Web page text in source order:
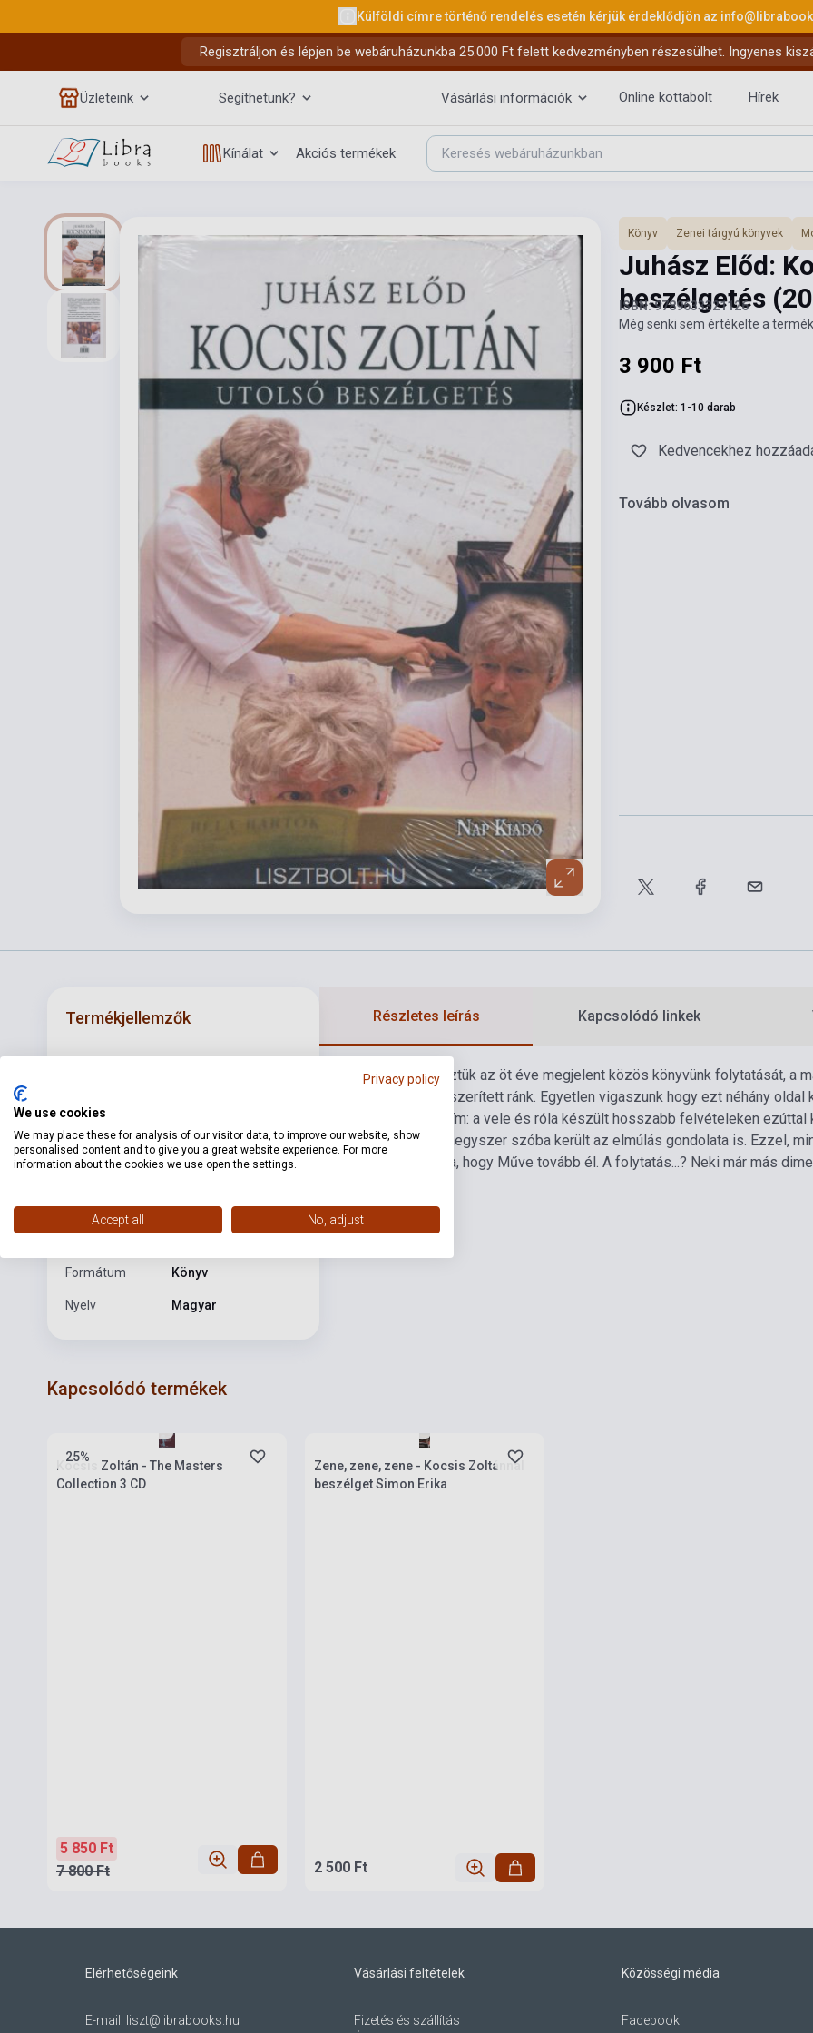
Külföldi címre történő rendelés esetén kérjük érdeklődjön az
Regisztráljon és lépjen be webáruházunkba 25.000 Ft felett kedvezményben részesülhet. Ingyenes
Üzleteink Segíthetünk? Vásárlási információk Online kottabolt Hírek
Kínálat Akciós termékek
Könyv Zenei tárgyú könyvek
Juhász Előd:
beszélgetés
ISBN: 9789633321126
Még senki sem értékelte a
3 900 Ft
Készlet: 1-10 darab
Kedvencekhez
Tovább olvasom
Termékjellemzők
Szerző
Oldalszám 272
Keménykötés
Kiadó NAP
Formátum Könyv
Nyelv Magyar
Részletes leírás Kapcsolódó linkek
KOCSIS 65 így terveztük az öt éve megjelent közös könyvünk folytatását, a
forgatókönyvet kényszerített ránk. Egyetlen vigaszunk hogy ezt néhány
beszélgetés gyűjtőcím: a vele és róla készült hosszabb felvételeken
megszólaltattuk.
Nemegyszer szóba került az elmúlás gondolata is. Ezzel,
szembe, hiszen tudta, hogy Műve tovább él. A folytatás...? Neki már más
Kapcsolódó termékek
25%
Kocsis Zoltán - The Masters
Collection 3 CD
5 850 Ft
7 800 Ft
Zene, zene, zene - Kocsis Zoltánnal
beszélget Simon Erika
2 500 Ft
Elérhetőségeink
E-mail: liszt@librabooks.hu
Vásárlási feltételek
Fizetés és szállítás
Közösségi média
Facebook
Privacy policy
We use cookies
We may place these for analysis of our visitor data, to improve our website, show
personalised content and to give you a great website experience. For more
information about the cookies we use open the settings.
Accept all No, adjust